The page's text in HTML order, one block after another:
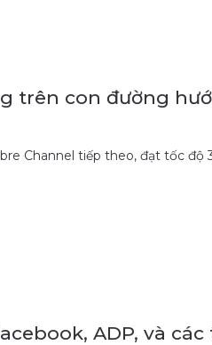
trên con đường
Channel tiếp theo, đạt tốc độ
ADP, và